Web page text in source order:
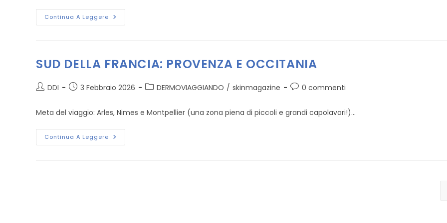
Continua A Leggere PORT
ROYAL
SUD DELLA FRANCIA: PROVENZA E OCCITANIA
Autore
DDI
Articolo
3 Febbraio 2026
Categoria
DERMOVIAGGIANDO / skinmagazine
Commenti
0 commenti
Meta del viaggio: Arles, Nimes e Montpellier (una zona piena di piccoli e grandi capolavori!)...
Continua A Leggere SUD
DELLA